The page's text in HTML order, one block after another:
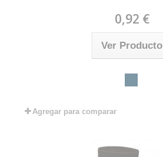
0,92 €
Ver Producto
Agregar para comparar